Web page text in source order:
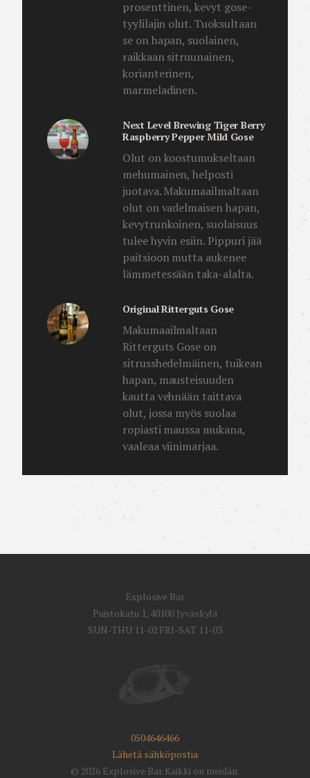
prosenttinen, kevyt gose-
tyylilajin olut. Tuoksultaan
se on hapan, suolainen,
raikkaan sitruunainen,
korianterinen,
marmeladinen.
Next Level Brewing Tiger Berry
Raspberry Pepper Mild Gose
Olut on koostumukseltaan
mehumainen, helposti
juotava. Makumaailmaltaan
olut on vadelmaisen hapan,
kevytrunkoinen, suolaisuus
tulee hyvin esiin. Pippuri jää
paitsioon mutta aukenee
lämmetessään taka-alalta.
Original Ritterguts Gose
Makumaailmaltaan
Ritterguts Gose on
sitrusshedelmäinen, tuikean
hapan, mausteisuuden
kautta vehnään taittava
olut, jossa myös suolaa
ropiasti maussa mukana,
vaaleaa viinimarjaa.
Explosive Bar
Puistokatu 1, 40100 Jyväskylä
SUN-THU 11-02 FRI-SAT 11-03
0504646466
Lähetä sähköpostia
© 2026 Explosive Bar. Kaikki on meidän.